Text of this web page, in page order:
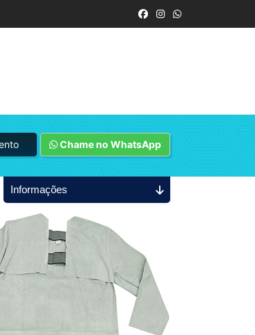
Chame no WhatsApp
Informações